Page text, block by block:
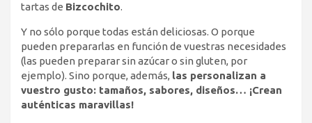
tartas de Bizcochito.
Y no sólo porque todas están deliciosas. O porque
pueden prepararlas en función de vuestras necesidades
(las pueden preparar sin azúcar o sin gluten, por
ejemplo). Sino porque, además, las personalizan a
vuestro gusto: tamaños, sabores, diseños… ¡Crean
auténticas maravillas!